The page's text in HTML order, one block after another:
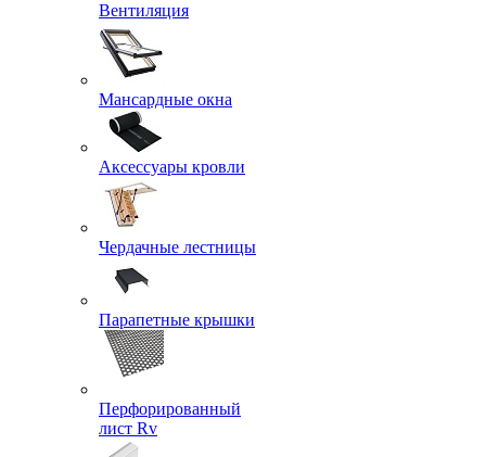
Вентиляция
Мансардные окна
Аксессуары кровли
Чердачные лестницы
Парапетные крышки
Перфорированный
лист Rv